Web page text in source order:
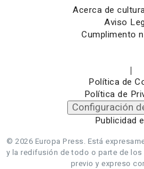
Acerca de
Aviso
Cumplimento
|
Política de
Política de
Configuración
Publicidad
© 2026 Europa Press. Está
y la redifusión de todo o parte de
previo y expreso